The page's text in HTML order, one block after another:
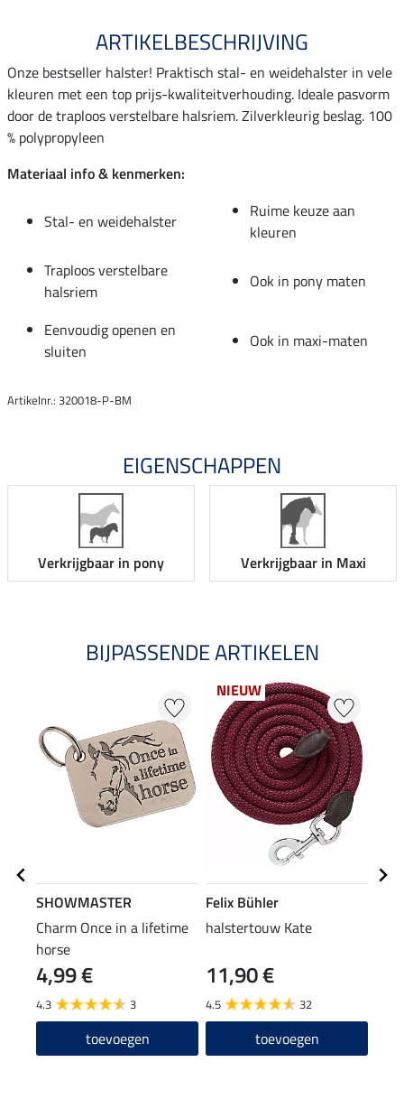
ARTIKELBESCHRIJVING
Onze bestseller halster! Praktisch stal- en weidehalster in vele
kleuren met een top prijs-kwaliteitverhouding. Ideale pasvorm
door de traploos verstelbare halsriem. Zilverkleurig beslag. 100
% polypropyleen
Materiaal info & kenmerken:
Stal- en weidehalster
Ruime keuze aan
kleuren
Traploos verstelbare
halsriem
Ook in pony maten
Eenvoudig openen en
sluiten
Ook in maxi-maten
Artikelnr.: 320018-P-BM
EIGENSCHAPPEN
Verkrijgbaar in pony Verkrijgbaar in Maxi
BIJPASSENDE ARTIKELEN
SHOWMASTER
Charm Once in a lifetime
horse
4,99 €
4.3 3
toevoegen
NIEUW
Felix Bühler
halstertouw Kate
11,90 €
4.5 32
toevoegen